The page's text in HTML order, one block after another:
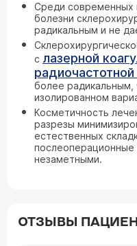
Среди современных
болезни
радикальным и не
с лазерной
более
изолированном
Косметичность
разрезы
естественных
незаметными.
ОТЗЫВЫ